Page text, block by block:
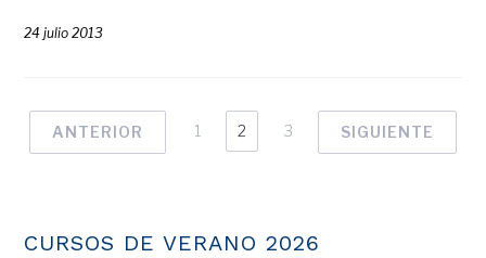
24 julio 2013
ANTERIOR 1 2 3 SIGUIENTE
CURSOS DE VERANO 2026